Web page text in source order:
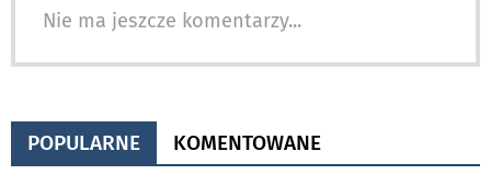
Nie ma jeszcze komentarzy...
POPULARNE KOMENTOWANE